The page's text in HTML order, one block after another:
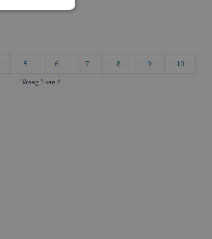
10
9
8
7
6
5
Vraag 1 van 4